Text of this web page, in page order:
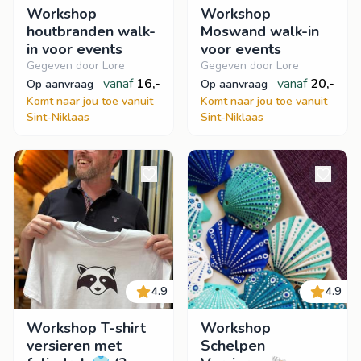
Workshop
houtbranden walk-
in voor events
Gegeven door Lore
op aanvraag
vanaf 16,-
Komt naar jou toe vanuit
Sint-Niklaas
Workshop
Moswand walk-in
voor events
Gegeven door Lore
op aanvraag
vanaf 20,-
Komt naar jou toe vanuit
Sint-Niklaas
4.9
Workshop T-shirt
versieren met
4.9
Workshop
Schelpen